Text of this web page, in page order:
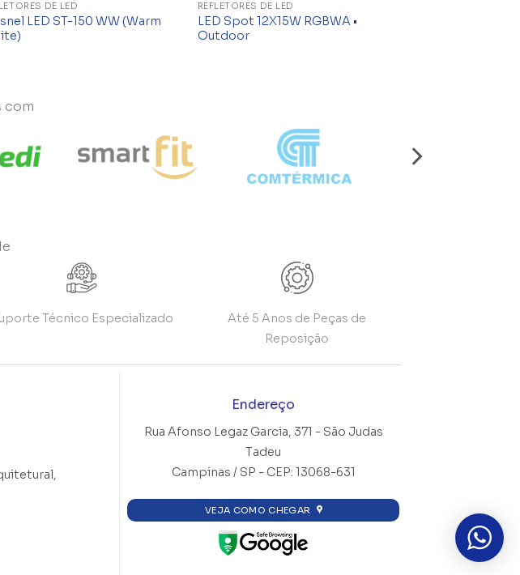
DE LED
LED ST-150 WW (Warm
REFLETORES DE LED
LED Spot 12X15W RGBWA •
Outdoor
com
Técnico Especializado
Até 5 Anos de Peças de
Reposição
Endereço
Rua Afonso Legaz Garcia, 371 - São Judas
Tadeu
Campinas / SP - CEP: 13068-631
VEJA COMO CHEGAR